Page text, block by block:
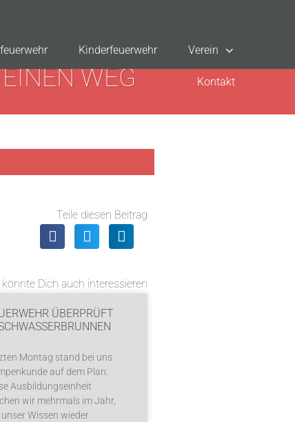
Kinderfeuerwehr Verein
Kontakt
WEG
Teile diesen Beitrag
könnte Dich auch interessieren
ÜBERPRÜFT
Montag stand bei uns
auf dem Plan.
Ausbildungseinheit
wir mehrmals im Jahr,
Wissen wieder